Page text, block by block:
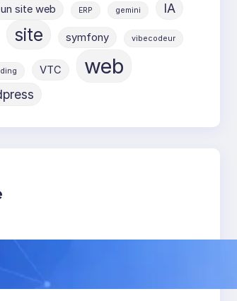
site web ERP gemini IA
site symfony vibecodeur
VTC web
sortie (et ce que ça